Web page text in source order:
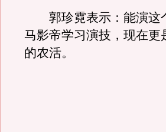
郭珍霓表示：能演这
马影帝学习演技，现在
的农活。